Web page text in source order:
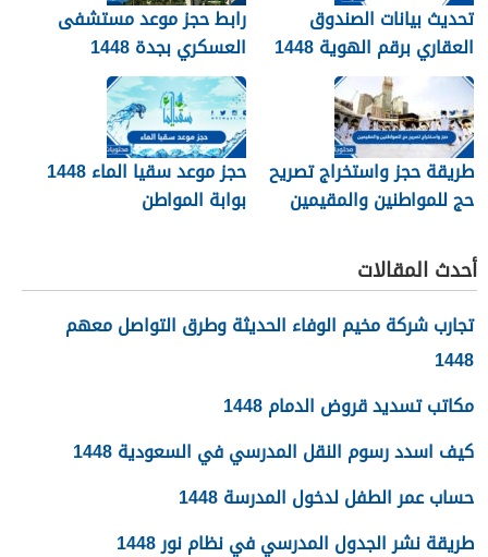
تحديث بيانات الصندوق
العقاري برقم الهوية 1448
الرابط والخطوات
رابط حجز موعد مستشفى
العسكري بجدة 1448
طريقة حجز واستخراج تصريح
حج للمواطنين والمقيمين
حجز موعد سقيا الماء 1448
بوابة المواطن
أحدث المقالات
تجارب شركة مخيم الوفاء الحديثة وطرق التواصل معهم
1448
مكاتب تسديد قروض الدمام 1448
كيف اسدد رسوم النقل المدرسي في السعودية 1448
حساب عمر الطفل لدخول المدرسة 1448
طريقة نشر الجدول المدرسي في نظام نور 1448